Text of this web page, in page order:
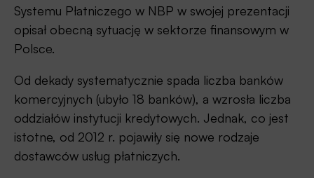
Systemu Płatniczego w NBP w swojej prezentacji
opisał obecną sytuację w sektorze finansowym w
Polsce.
Od dekady systematycznie spada liczba banków
komercyjnych (ubyło 18 banków), a wzrosła liczba
oddziałów instytucji kredytowych. Jednak, co jest
istotne, od 2012 r. pojawiły się nowe rodzaje
dostawców usług płatniczych.